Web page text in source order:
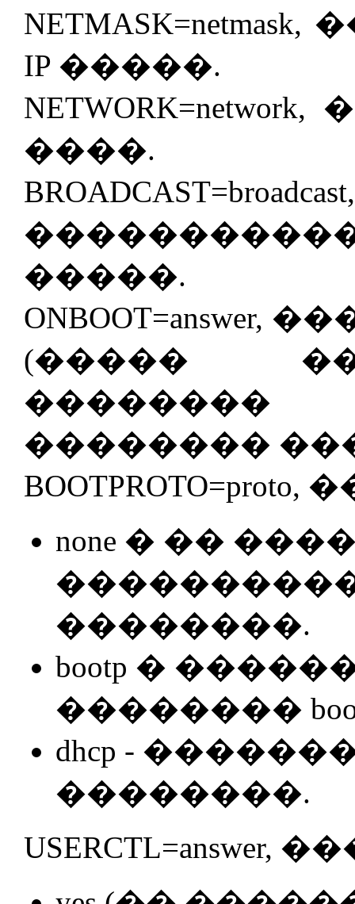
IP �����.
����.
�����.
ONBOOT=answer,
(�����
��������
none � ��
��������.
bootp �
��������
dhcp -
��������.
USERCTL=answer,